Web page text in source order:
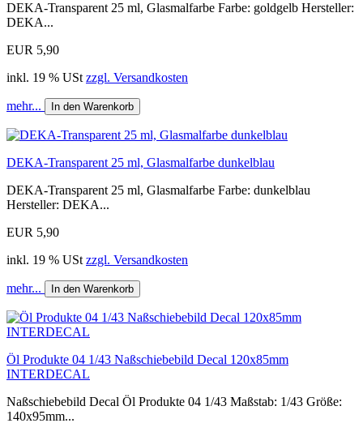
DEKA-Transparent 25 ml, Glasmalfarbe Farbe: goldgelb Hersteller:
DEKA...
EUR 5,90
inkl. 19 % USt zzgl. Versandkosten
mehr... In den Warenkorb
DEKA-Transparent 25 ml, Glasmalfarbe dunkelblau
DEKA-Transparent 25 ml, Glasmalfarbe Farbe: dunkelblau
Hersteller: DEKA...
EUR 5,90
inkl. 19 % USt zzgl. Versandkosten
mehr... In den Warenkorb
Öl Produkte 04 1/43 Naßschiebebild Decal 120x85mm
INTERDECAL
Naßschiebebild Decal Öl Produkte 04 1/43 Maßstab: 1/43 Größe:
140x95mm...